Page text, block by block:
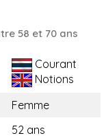
58 et 70 ans
Courant
Notions
Femme
52 ans